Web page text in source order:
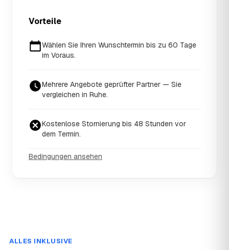
Vorteile
Wählen Sie Ihren Wunschtermin bis zu 60 Tage
im Voraus.
Mehrere Angebote geprüfter Partner — Sie
vergleichen in Ruhe.
Kostenlose Stornierung bis 48 Stunden vor
dem Termin.
Bedingungen ansehen
ALLES INKLUSIVE